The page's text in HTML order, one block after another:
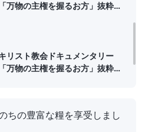
「万物の主権を握るお方」抜粋シ
リスト教会ドキュメンタリー
「万物の主権を握るお方」抜粋シ
リスト教会ドキュメンタリー
ちの豊富な糧を享受しまし